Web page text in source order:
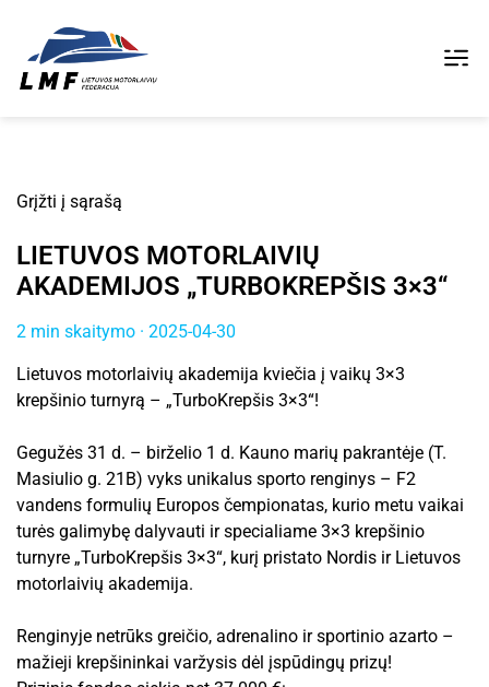
Grįžti į sąrašą
LIETUVOS MOTORLAIVIŲ
AKADEMIJOS „TURBOKREPŠIS 3×3“
2 min skaitymo · 2025-04-30
Lietuvos motorlaivių akademija kviečia į vaikų 3×3
krepšinio turnyrą – „TurboKrepšis 3×3“!
Gegužės 31 d. – birželio 1 d. Kauno marių pakrantėje (T.
Masiulio g. 21B) vyks unikalus sporto renginys – F2
vandens formulių Europos čempionatas, kurio metu vaikai
turės galimybę dalyvauti ir specialiame 3×3 krepšinio
turnyre „TurboKrepšis 3×3“, kurį pristato Nordis ir Lietuvos
motorlaivių akademija.
Renginyje netrūks greičio, adrenalino ir sportinio azarto –
mažieji krepšininkai varžysis dėl įspūdingų prizų!